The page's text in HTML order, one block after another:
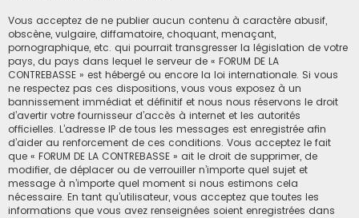
Vous acceptez de ne publier aucun contenu à caractère abusif,
obscène, vulgaire, diffamatoire, choquant, menaçant,
pornographique, etc. qui pourrait transgresser la législation de votre
pays, du pays dans lequel le serveur de « FORUM DE LA
CONTREBASSE » est hébergé ou encore la loi internationale. Si vous
ne respectez pas ces dispositions, vous vous exposez à un
bannissement immédiat et définitif et nous nous réservons le droit
d’avertir votre fournisseur d’accès à internet et les autorités
officielles. L’adresse IP de tous les messages est enregistrée afin
d’aider au renforcement de ces conditions. Vous acceptez le fait
que « FORUM DE LA CONTREBASSE » ait le droit de supprimer, de
modifier, de déplacer ou de verrouiller n’importe quel sujet et
message à n’importe quel moment si nous estimons cela
nécessaire. En tant qu’utilisateur, vous acceptez que toutes les
informations que vous avez renseignées soient enregistrées dans